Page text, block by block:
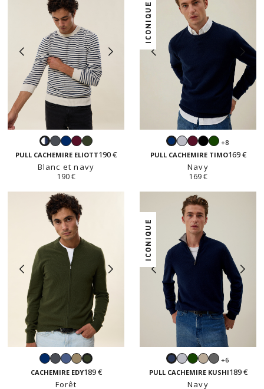
Blanc
et
navy
Gris
anthracite
NavyBordeaux
PULL CACHEMIRE ELIOTT190 €
Blanc et navy
190 €
ICONIQUE
NavyGris
perle
Bordeaux
NoirVert
anglais
+8
PULL CACHEMIRE TIMO169 €
Navy
169 €
Navy
Gris
anthracite
Denim
Taupe
Forêt
CACHEMIRE EDY189 €
Forêt
ICONIQUE
NavyGris
perle
Vert
anglais
Beige
sable
Gris
anthracite
+6
PULL CACHEMIRE KUSHI189 €
Navy